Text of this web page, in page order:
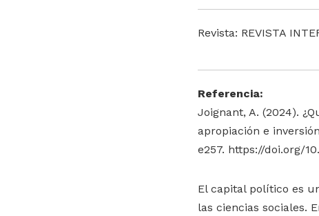
Revista: REVISTA
Referencia:
Joignant, A. (2024).
apropiación e
e257. https://doi.org/
El capital político es
las ciencias sociales.